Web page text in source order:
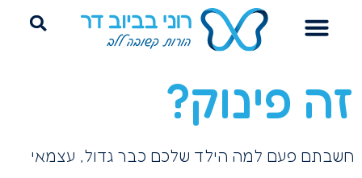
זה פינוק?
חשבתם פעם למה הילד שלכם כבר גדול, עצמאי